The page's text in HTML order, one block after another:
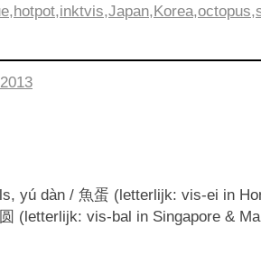
,hotpot,inktvis,Japan,Korea,octopus,
yú dàn / 魚蛋 (letterlijk: vis-ei in
(letterlijk: vis-bal in Singapore &